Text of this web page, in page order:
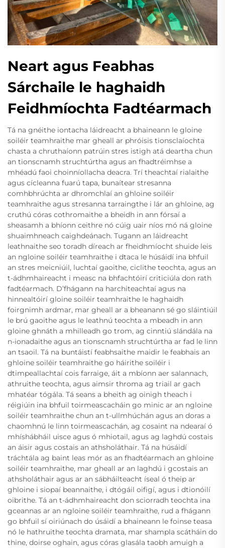
Neart agus Feabhas
Sárchaile le haghaidh
Feidhmíochta Fadtéarmach
Tá na gnéithe iontacha láidreacht a bhaineann le gloine
soiléir teamhraithe mar gheall ar phróisis tionsclaíochta
chasta a chruthaíonn patrúin stres istigh atá deartha chun
an tionscnamh struchtúrtha agus an fhadtréimhse a
mhéadú faoi choinníollacha deacra. Trí theachtaí rialaithe
agus cícleanna fuarú tapa, bunaítear stresanna
comhbhrúchta ar dhromchlaí an ghloine soiléir
teamhraithe agus stresanna tarraingthe i lár an ghloine, ag
cruthú córas cothromaithe a bheidh in ann fórsaí a
sheasamh a bhíonn ceithre nó cúig uair níos mó ná gloine
shuaimhneach caighdeánach. Tugann an láidreacht
leathnaithe seo toradh díreach ar fheidhmíocht shuide leis
an ngloine soiléir teamhraithe i dtaca le húsáidí ina bhfuil
an stres meicniúil, luchtaí gaoithe, ciclithe teochta, agus an
t-ádhmhaireacht i measc na bhfachtóirí criticiúla don rath
fadtéarmach. D’fhágann na harchiteachtaí agus na
hinnealtóirí gloine soiléir teamhraithe le haghaidh
foirgnimh ardmar, mar gheall ar a bheanann sé go sláintiúil
le brú gaoithe agus le leathnú teochta a mbeadh in ann
gloine ghnáth a mhilleadh go trom, ag cinntiú slándála na
n-ionadaithe agus an tionscnamh struchtúrtha ar fad le linn
an tsaoil. Tá na buntáistí feabhsaithe maidir le feabhais an
ghloine soiléir teamhraithe go háirithe soiléir i
dtimpeallachtaí cois farraige, áit a mbíonn aer salannach,
athruithe teochta, agus aimsir throma ag triail ar gach
mhatéar tógála. Tá seans a bheith ag oinigh theach i
réigiúin ina bhfuil toirmeascacháin go minic ar an ngloine
soiléir teamhraithe chun an t-ullmhúchán agus an doras a
chaomhnú le linn toirmeascachán, ag cosaint na ndearaí ó
mhíshábháil uisce agus ó mhiotail, agus ag laghdú costais
an áisir agus costais an athsholáthair. Tá na húsáidí
tráchtála ag baint leas mór as an fhadtéarmach an ghloine
soiléir teamhraithe, mar gheall ar an laghdú i gcostais an
athsholáthair agus ar an sábháilteacht íseal ó theip ar
ghloine i siopaí beannaithe, i dtógáil oifigí, agus i dtionóilí
oibrithe. Tá an t-ádhmhaireacht don sciorradh teochta ina
gceannas ar an ngloine soiléir teamhraithe, rud a fhágann
go bhfuil sí oiriúnach do úsáidí a bhaineann le foinse teasa
nó le hathruithe teochta dramata, mar shampla scátháin do
thine, doirse oghain, agus córas glasála taobh amuigh a